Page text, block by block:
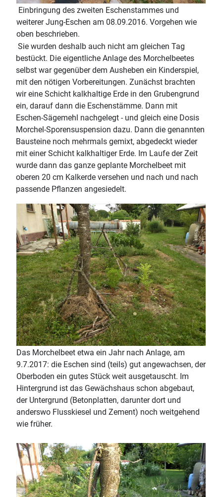
Einbringung des zweiten Eschenstammes und
weiterer Jung-Eschen am 08.09.2016. Vorgehen wie
oben beschrieben.
Sie wurden deshalb auch nicht am gleichen Tag
bestückt. Die eigentliche Anlage des Morchelbeetes
selbst war gegenüber dem Ausheben ein Kinderspiel,
mit den nötigen Vorbereitungen. Zunächst brachten
wir eine Schicht kalkhaltige Erde in den Grubengrund
ein, darauf dann die Eschenstämme. Dann mit
Eschen-Sägemehl nachgelegt - und gleich eine Dosis
Morchel-Sporensuspension dazu. Dann die genannten
Bausteine noch mehrmals gemixt, abgedeckt wieder
mit einer Schicht kalkhaltiger Erde. Im Laufe der Zeit
wurde dann das ganze geplante Morchelbeet mit
oberen 20 cm Kalkerde versehen und nach und nach
passende Pflanzen angesiedelt.
Das Morchelbeet etwa ein Jahr nach Anlage, am
9.7.2017: die Eschen sind (teils) gut angewachsen, der
Oberboden ein gutes Stück weit ausgetauscht. Im
Hintergrund ist das Gewächshaus schon abgebaut,
der Untergrund (Betonplatten, darunter dort und
anderswo Flusskiesel und Zement) noch weitgehend
wie früher.